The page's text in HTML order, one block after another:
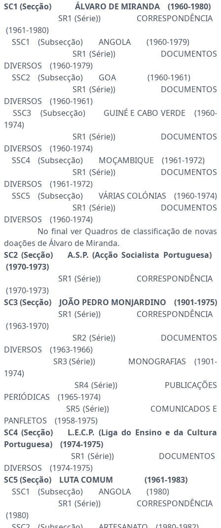
SC1 (Secção) ÁLVARO DE MIRANDA (1960-1980)
SR1 (Série)) CORRESPONDÊNCIA
(1961-1980)
SSC1 (Subsecção) ANGOLA (1960-1979)
SR1 (Série)) DOCUMENTOS
DIVERSOS (1960-1979)
SSC2 (Subsecção) GOA (1960-1961)
SR1 (Série)) DOCUMENTOS
DIVERSOS (1960-1961)
SSC3 (Subsecção) GUINÉ E CABO VERDE (1960-
1974)
SR1 (Série)) DOCUMENTOS
DIVERSOS (1960-1974)
SSC4 (Subsecção) MOÇAMBIQUE (1961-1972)
SR1 (Série)) DOCUMENTOS
DIVERSOS (1961-1972)
SSC5 (Subsecção) VÁRIAS COLÓNIAS (1960-1974)
SR1 (Série)) DOCUMENTOS
DIVERSOS (1960-1974)
No final ver Quadros de classificação de novas
doações de Álvaro de Miranda.
SC2 (Secção) A.S.P. (Acção Socialista Portuguesa)
(1970-1973)
SR1 (Série)) CORRESPONDÊNCIA
(1970-1973)
SC3 (Secção) JOÃO PEDRO MONJARDINO (1901-1975)
SR1 (Série)) CORRESPONDÊNCIA
(1963-1970)
SR2 (Série)) DOCUMENTOS
DIVERSOS (1963-1966)
SR3 (Série)) MONOGRAFIAS (1901-
1974)
SR4 (Série)) PUBLICAÇÕES
PERIÓDICAS (1965-1974)
SR5 (Série)) COMUNICADOS E
PANFLETOS (1958-1975)
SC4 (Secção) L.E.C.P. (Liga do Ensino e da Cultura
Portuguesa) (1974-1975)
SR1 (Série)) DOCUMENTOS
DIVERSOS (1974-1975)
SC5 (Secção) LUTA COMUM (1961-1983)
SSC1 (Subsecção) ANGOLA (1980)
SR1 (Série)) CORRESPONDÊNCIA
(1980)